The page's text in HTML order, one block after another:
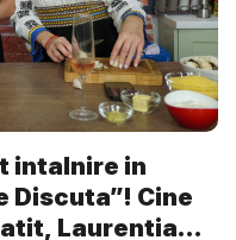
intalnire in
Discuta”! Cine
Laurentia